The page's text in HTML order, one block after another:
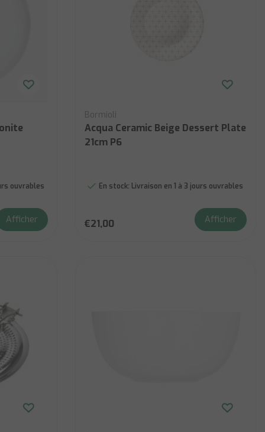
ouvrables
Afficher
Bormioli
Acqua Ceramic Beige Dessert Plate
21cm P6
En stock: Livraison en 1 à 3 jours ouvrables
€21,00 Afficher